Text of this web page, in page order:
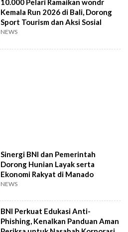
10.000 Pelari Ramaikan wondr
Kemala Run 2026 di Bali, Dorong
Sport Tourism dan Aksi Sosial
NEWS
Sinergi BNI dan Pemerintah
Dorong Hunian Layak serta
Ekonomi Rakyat di Manado
NEWS
BNI Perkuat Edukasi Anti-
Phishing, Kenalkan Panduan Aman